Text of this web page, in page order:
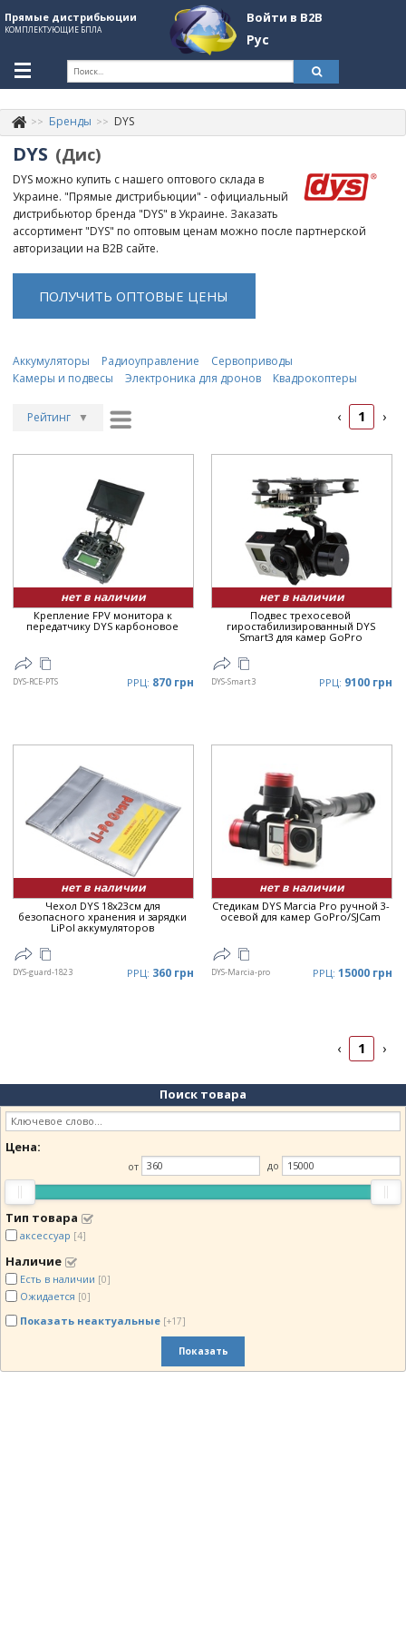
Прямые дистрибьюции
КОМПЛЕКТУЮЩИЕ БПЛА
Войти в B2B
Рус
+380507774092 Контакты
Информация о компании
About Company
Обзоры
Категории
Стать партнером
Бренды DYS
DYS (Дис)
DYS можно купить с нашего оптового склада в
Украине. "Прямые дистрибьюции" - официальный
дистрибьютор бренда "DYS" в Украине. Заказать
ассортимент "DYS" по оптовым ценам можно после партнерской
авторизации на B2B сайте.
ПОЛУЧИТЬ ОПТОВЫЕ ЦЕНЫ
Аккумуляторы Радиоуправление
Сервоприводы
Камеры и подвесы
Электроника для дронов Квадрокоптеры
Рейтинг ▼
▼
‹ 1 ›
нет в наличии
Крепление FPV монитора к
передатчику DYS карбоновое
DYS-RCE-PTS РРЦ: 870 грн
нет в наличии
Подвес трехосевой
гиростабилизированный DYS
Smart3 для камер GoPro
DYS-Smart3 РРЦ: 9100 грн
нет в наличии
Чехол DYS 18x23см для
безопасного хранения и зарядки
LiPol аккумуляторов
DYS-guard-1823 РРЦ: 360 грн
нет в наличии
Стедикам DYS Marcia Pro ручной 3-
осевой для камер GoPro/SJCam
DYS-Marcia-pro РРЦ: 15000 грн
‹ 1 ›
Поиск товара
Цена:
от до
Тип товара
аксессуар [4]
Наличие
Есть в наличии [0]
Ожидается [0]
Показать неактуальные [+17]
Показать